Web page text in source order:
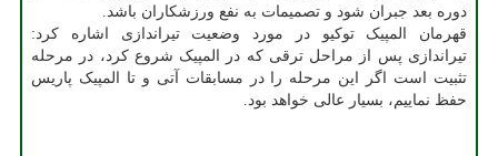
دوره بعد جبران شود و تصمیمات به نفع ورزشکاران باشد.
قهرمان المپیک توکیو در مورد وضعیت تیراندازی اشاره کرد:
تیراندازی پس از مراحل ترقی که در المپیک شروع کرد، در مرحله
تثبیت است اگر این مرحله را در مسابقات آتی و تا المپیک پاریس
حفظ نماییم، بسیار عالی خواهد بود.